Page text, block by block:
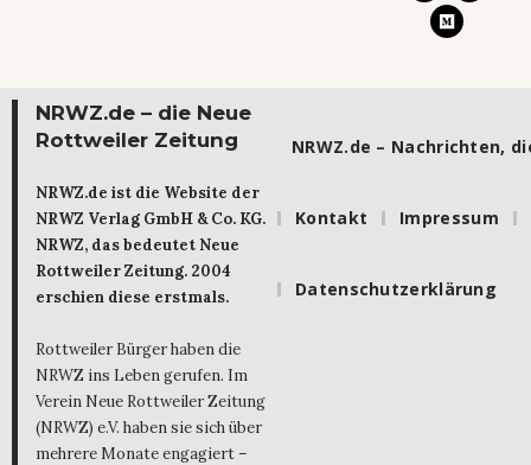
NRWZ.de – die Neue
Rottweiler Zeitung
NRWZ.de ist die Website der
NRWZ Verlag GmbH & Co. KG.
NRWZ, das bedeutet Neue
Rottweiler Zeitung. 2004
erschien diese erstmals.
Rottweiler Bürger haben die
NRWZ ins Leben gerufen. Im
Verein Neue Rottweiler Zeitung
(NRWZ) e.V. haben sie sich über
mehrere Monate engagiert –
NRWZ.de – Nachrichten,
Kontakt Impressum
Datenschutzerklärung